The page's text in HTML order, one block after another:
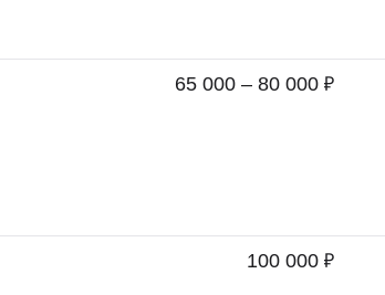
65 000 – 80 000 ₽
100 000 ₽